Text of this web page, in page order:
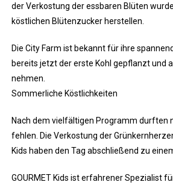
der Verkostung der essbaren Blüten
köstlichen Blütenzucker herstellen.
Die City Farm ist bekannt für ihre
bereits jetzt der erste Kohl gepflanzt und
nehmen.
Sommerliche Köstlichkeiten
Nach dem vielfältigen Programm durften
fehlen. Die Verkostung der
Kids haben den Tag abschließend zu
GOURMET Kids ist erfahrener Spezialist